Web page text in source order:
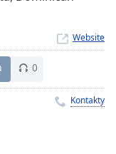
Website
0
Kontakty